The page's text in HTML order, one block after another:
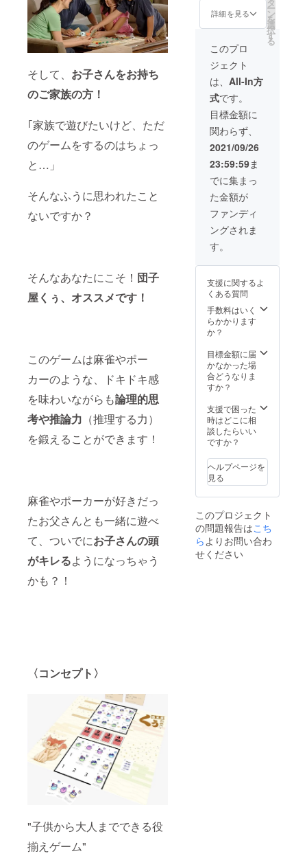
そして、 お子さんをお持ち
のご家族の方！
｢家族で遊びたいけど、ただ
のゲームをするのはちょっ
と…」
そんなふうに思われたこと
ないですか？
そんなあなたにこそ！ 団子
屋くぅ、オススメです！
このゲームは麻雀やポー
カーのような、ドキドキ感
を味わいながらも論理的思
考や推論力 （推理する力）
を鍛えることができます！
麻雀やポーカーが好きだっ
たお父さんとも一緒に遊べ
て、ついでにお子さんの頭
がキレるようになっちゃう
かも？！
〈コンセプト〉
"子供から大人までできる役
揃えゲーム"
です。
人気の
ため、5
個だけ
増産い
たしま
した。
・『団
子屋
くぅ』
本体 ・
名刺風
カード4
枚 ・紙
スタン
ド4枚
詳細を見る ー
ン
を
選
択
す
る
このプロ
ジェクト
は、 All-In方
式です。
目標金額に
関わらず、
2021/09/26
23:59:59ま
でに集まっ
た金額が
ファンディ
ングされま
す。
支援に関するよ
くある質問
手数料はいく
らかかります
か？
目標金額に届
かなかった場
合どうなりま
すか？
支援で困った
時はどこに相
談したらいい
ですか？
ヘルプページを
見る
このプロジェクト
の問題報告はこち
ら よりお問い合わ
せください